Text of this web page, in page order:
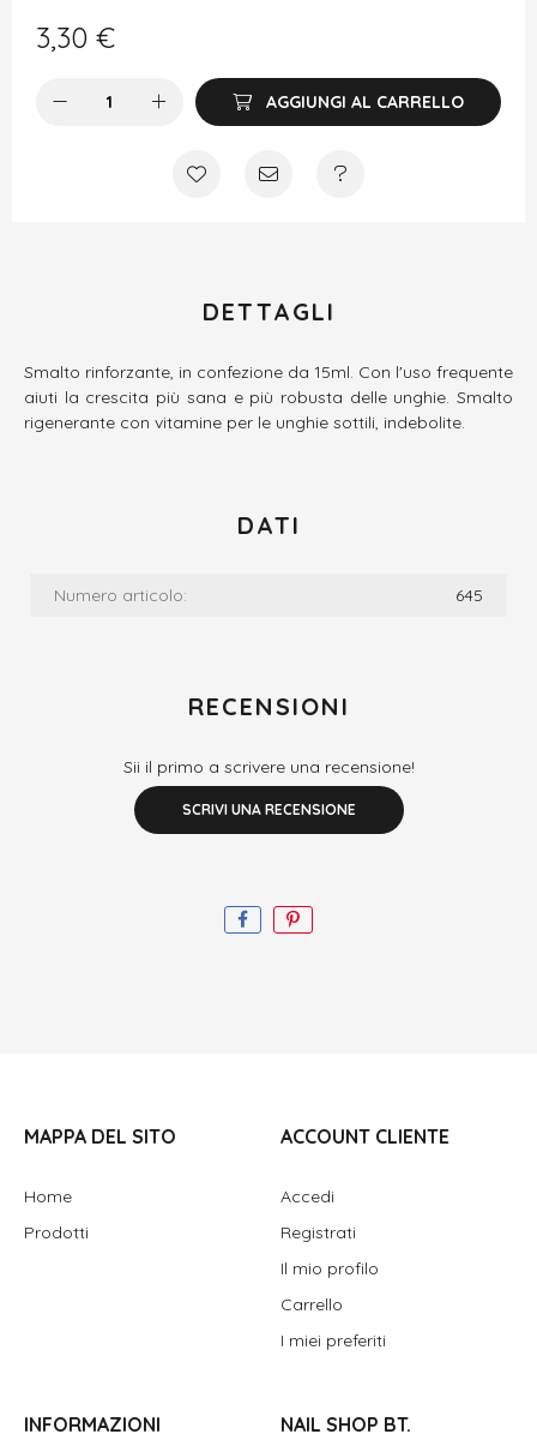
3,30 €
AGGIUNGI AL CARRELLO
DETTAGLI
Smalto rinforzante, in confezione da 15ml. Con l'uso frequente
aiuti la crescita più sana e più robusta delle unghie. Smalto
rigenerante con vitamine per le unghie sottili, indebolite.
DATI
Numero articolo: 645
RECENSIONI
Sii il primo a scrivere una recensione!
SCRIVI UNA RECENSIONE
MAPPA DEL SITO
Home
Prodotti
ACCOUNT CLIENTE
Accedi
Registrati
Il mio profilo
Carrello
I miei preferiti
INFORMAZIONI NAIL SHOP BT.